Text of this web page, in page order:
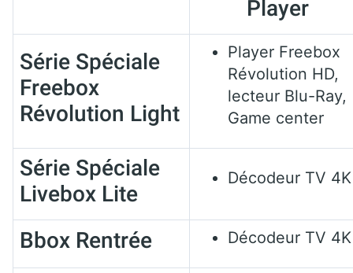
Player
Série Spéciale
Freebox
Révolution Light
Player Freebox
Révolution HD,
lecteur Blu-Ray,
Game center
Série Spéciale
Livebox Lite
Décodeur TV 4K
Bbox Rentrée Décodeur TV 4K